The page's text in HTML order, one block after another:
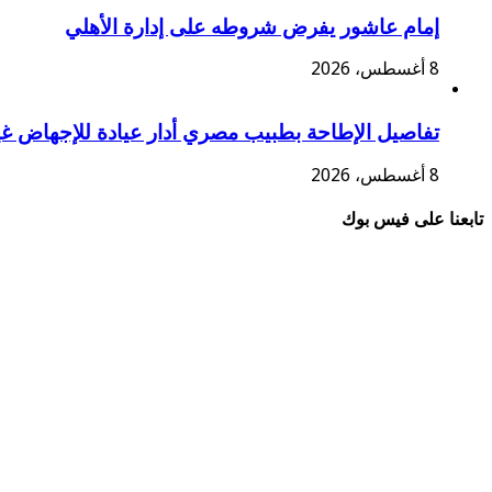
إمام عاشور يفرض شروطه على إدارة الأهلي
8 أغسطس، 2026
تفاصيل الإطاحة بطبيب مصري أدار عيادة للإجهاض
8 أغسطس، 2026
تابعنا على فيس بوك